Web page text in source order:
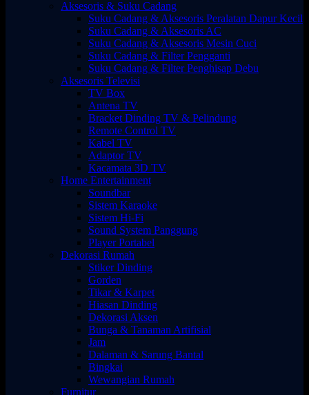
Aksesoris & Suku Cadang
Suku Cadang & Aksesoris Peralatan Dapur Kecil
Suku Cadang & Aksesoris AC
Suku Cadang & Aksesoris Mesin Cuci
Suku Cadang & Filter Pengganti
Suku Cadang & Filter Penghisap Debu
Aksesoris Televisi
TV Box
Antena TV
Bracket Dinding TV & Pelindung
Remote Control TV
Kabel TV
Adaptor TV
Kacamata 3D TV
Home Entertainment
Soundbar
Sistem Karaoke
Sistem Hi-Fi
Sound System Panggung
Player Portabel
Dekorasi Rumah
Stiker Dinding
Gorden
Tikar & Karpet
Hiasan Dinding
Dekorasi Aksen
Bunga & Tanaman Artifisial
Jam
Dalaman & Sarung Bantal
Bingkai
Wewangian Rumah
Furnitur